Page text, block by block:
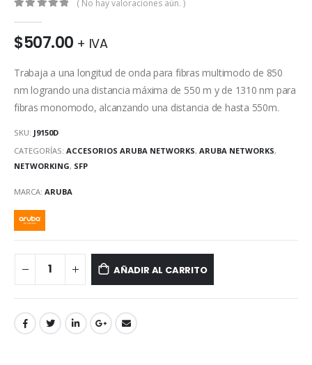
( No hay valoraciones aún. )
$507.00 + IVA
Trabaja a una longitud de onda para fibras multimodo de 850
nm logrando una distancia máxima de 550 m y de 1310 nm para
fibras monomodo, alcanzando una distancia de hasta 550m.
SKU: J9150D
CATEGORÍAS: ACCESORIOS ARUBA NETWORKS, ARUBA NETWORKS,
NETWORKING, SFP
MARCA: ARUBA
AÑADIR AL CARRITO